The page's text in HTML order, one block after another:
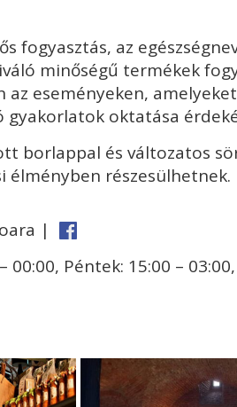
fogyasztás, az
minőségű termékek
eseményeken,
oktatása
borlappal és változatos
élményben részesülhetnek.
|
Péntek: 15:00 –